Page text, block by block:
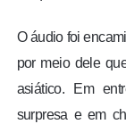
O áudio foi
por meio dele
asiático. Em
surpresa e em